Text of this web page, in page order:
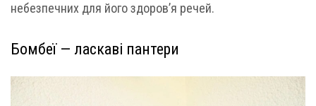
небезпечних для його здоров’я речей.
Бомбеї — ласкаві пантери